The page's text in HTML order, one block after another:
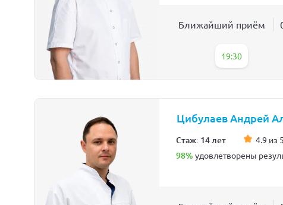
Ближайший приём
19:30
Цибулаев Андрей
Стаж: 14 лет 4.9 из 5
98% удовлетворены